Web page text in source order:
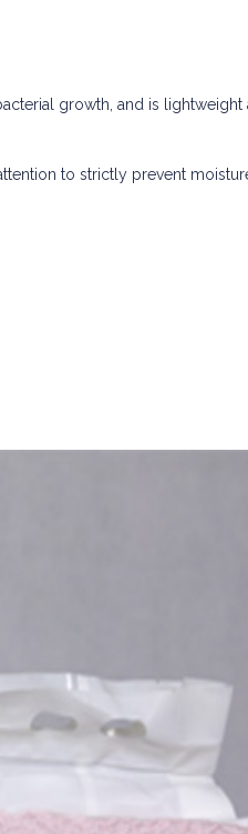
growth, and is lightweight
to strictly prevent